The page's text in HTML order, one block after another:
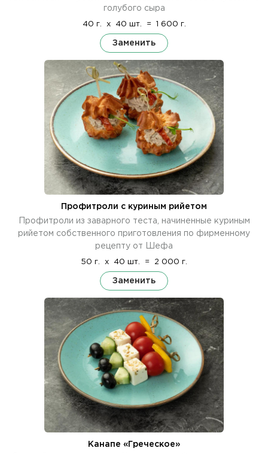
голубого сыра
40 г. x 40 шт. = 1 600 г.
Заменить
Профитроли с куриным рийетом
Профитроли из заварного теста, начиненные куриным
рийетом собственного приготовления по фирменному
рецепту от Шефа
50 г. x 40 шт. = 2 000 г.
Заменить
Канапе «Греческое»